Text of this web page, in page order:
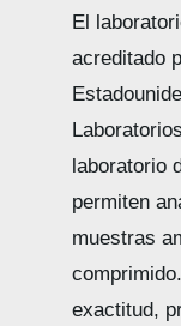
El
acreditado
laboratorio
permiten
muestras
exactitud,